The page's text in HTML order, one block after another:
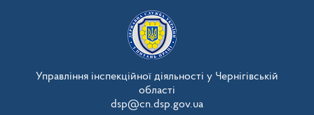
Управління інспекційної діяльності у Чернігівській
області
dsp@cn.dsp.gov.ua